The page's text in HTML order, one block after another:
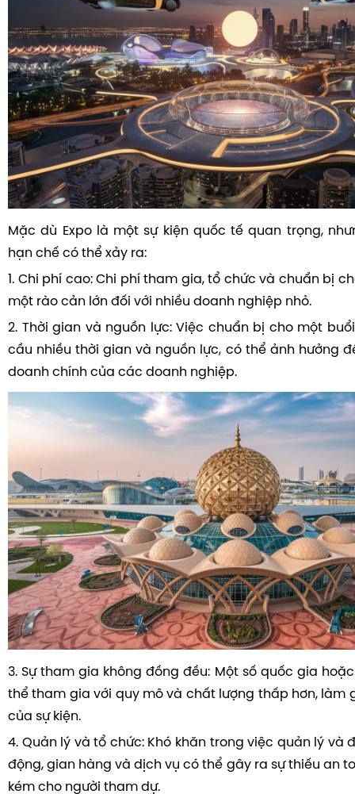
Mặc dù Expo là một sự kiện quốc tế quan trọng,
hạn chế có thể xảy ra:
1. Chi phí cao: Chi phí tham gia, tổ chức và chuẩn bị
một rào cản lớn đối với nhiều doanh nghiệp nhỏ.
2. Thời gian và nguồn lực: Việc chuẩn bị cho một
cầu nhiều thời gian và nguồn lực, có thể ảnh hưởng
doanh chính của các doanh nghiệp.
3. Sự tham gia không đồng đều: Một số quốc gia
thể tham gia với quy mô và chất lượng thấp hơn, làm
của sự kiện.
4. Quản lý và tổ chức: Khó khăn trong việc quản lý và
động, gian hàng và dịch vụ có thể gây ra sự thiếu an
kém cho người tham dự.